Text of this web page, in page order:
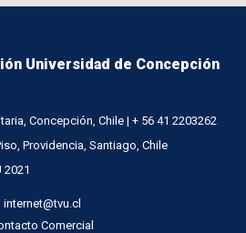
Universidad de Concepción
Concepción, Chile | + 56 41 2203262
Providencia, Santiago, Chile
2021
internet@tvu.cl
Comercial